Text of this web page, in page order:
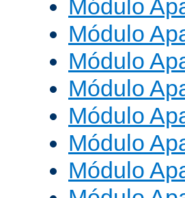
Módulo
Módulo
Módulo
Módulo
Módulo
Módulo
Módulo